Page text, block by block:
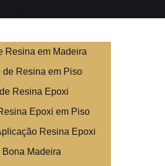
Resina em Madeira
de Resina em Piso
Resina Epoxi
Epoxi em Piso
Resina Epoxi
Bona Madeira